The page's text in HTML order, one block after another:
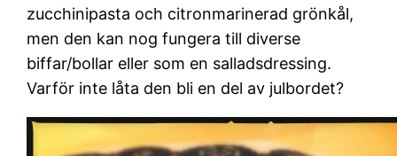
zucchinipasta och citronmarinerad grönkål,
men den kan nog fungera till diverse
biffar/bollar eller som en salladsdressing.
Varför inte låta den bli en del av julbordet?